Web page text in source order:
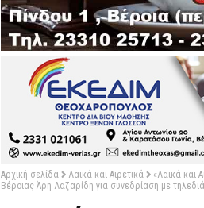
Αρχική σελίδα Λαϊκά και Αιρετικά
«Λαϊκά και
Βέροιας Άρη Λαζαρίδη για συνεδρίαση με